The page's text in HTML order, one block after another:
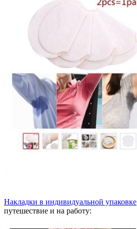
Накладки в индивидуальной упаковке
путешествие и на работу: